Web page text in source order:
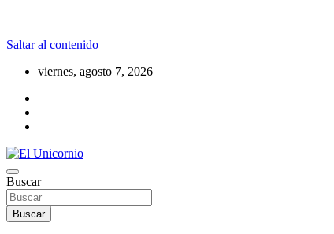
Saltar al contenido
viernes, agosto 7, 2026
El Unicornio
La realidad supera la fantasía
Buscar
Buscar